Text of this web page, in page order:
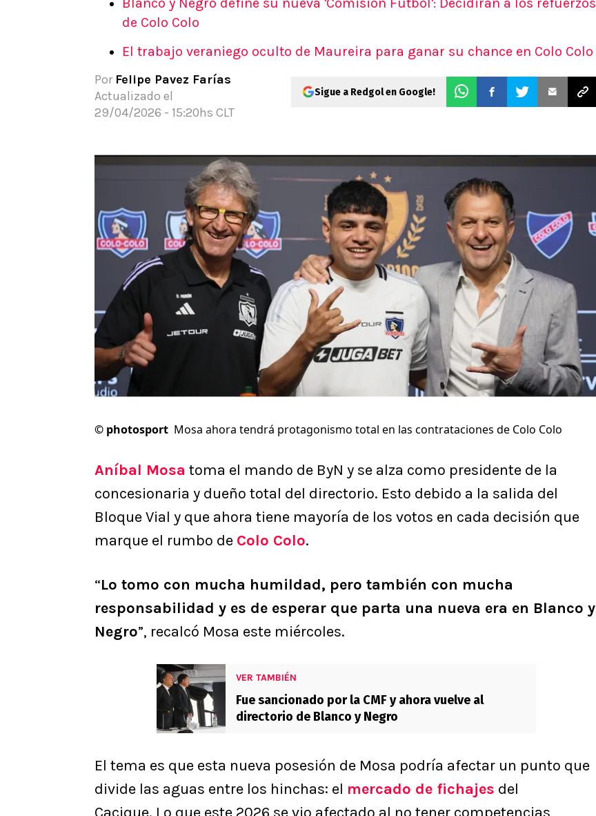
Pronósticos
Apuesta del día
de Colo Colo
El trabajo veraniego oculto de Maureira para ganar su chance en Colo Colo
Por Felipe Pavez Farías
Actualizado el
29/04/2026 - 15:20hs CLT
Sigue a Redgol en Google!
© photosport Mosa ahora tendrá protagonismo total en las contrataciones de Colo Colo
Aníbal Mosa toma el mando de ByN y se alza como presidente de la
concesionaria y dueño total del directorio. Esto debido a la salida del
Bloque Vial y que ahora tiene mayoría de los votos en cada decisión que
marque el rumbo de Colo Colo.
“Lo tomo con mucha humildad, pero también con mucha
responsabilidad y es de esperar que parta una nueva era en Blanco y
Negro”, recalcó Mosa este miércoles.
VER TAMBIÉN
Fue sancionado por la CMF y ahora vuelve al
directorio de Blanco y Negro
El tema es que esta nueva posesión de Mosa podría afectar un punto que
divide las aguas entre los hinchas: el mercado de fichajes del